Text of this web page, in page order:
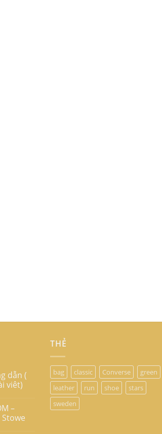
dẫn (
viêt)
–
THẺ
bag classic Converse
green
leather
run shoe
stars
sweden